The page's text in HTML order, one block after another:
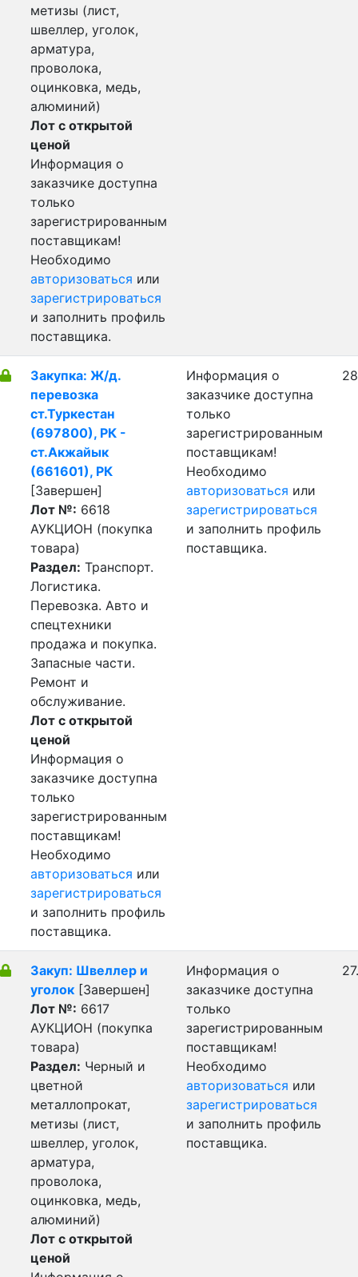
метизы (лист,
швеллер, уголок,
арматура,
проволока,
оцинковка, медь,
алюминий)
Лот с открытой
ценой
Информация о
заказчике доступна
только
зарегистрированным
поставщикам!
Необходимо
авторизоваться или
зарегистрироваться
и заполнить профиль
поставщика.
Закупка: Ж/д.
перевозка
ст.Туркестан
(697800), РК -
ст.Акжайык
(661601), РК
[Завершен]
Лот №: 6618
АУКЦИОН (покупка
товара)
Раздел: Транспорт.
Логистика.
Перевозка. Авто и
спецтехники
продажа и покупка.
Запасные части.
Ремонт и
обслуживание.
Лот с открытой
ценой
Информация о
заказчике доступна
только
зарегистрированным
поставщикам!
Необходимо
авторизоваться или
зарегистрироваться
и заполнить профиль
поставщика.
Информация о
заказчике доступна
только
зарегистрированным
поставщикам!
Необходимо
авторизоваться или
зарегистрироваться
и заполнить профиль
поставщика.
Закуп: Швеллер и
уголок [Завершен]
Лот №: 6617
АУКЦИОН (покупка
товара)
Раздел: Черный и
цветной
металлопрокат,
метизы (лист,
швеллер, уголок,
арматура,
проволока,
оцинковка, медь,
алюминий)
Лот с открытой
ценой
Информация о
заказчике доступна
только
зарегистрированным
поставщикам!
Необходимо
авторизоваться или
зарегистрироваться
и заполнить профиль
поставщика.